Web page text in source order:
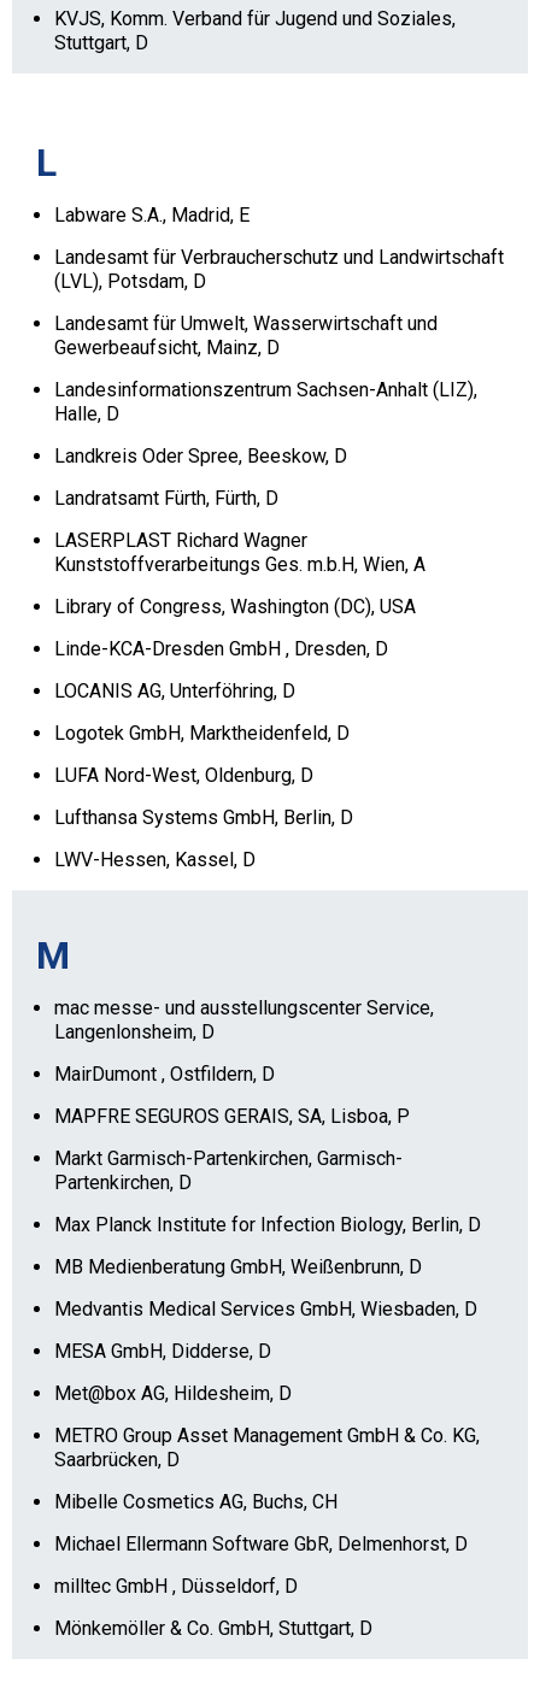
KVJS, Komm. Verband für Jugend und Soziales,
Stuttgart, D
L
Labware S.A., Madrid, E
Landesamt für Verbraucherschutz und Landwirtschaft
(LVL), Potsdam, D
Landesamt für Umwelt, Wasserwirtschaft und
Gewerbeaufsicht, Mainz, D
Landesinformationszentrum Sachsen-Anhalt (LIZ),
Halle, D
Landkreis Oder Spree, Beeskow, D
Landratsamt Fürth, Fürth, D
LASERPLAST Richard Wagner
Kunststoffverarbeitungs Ges. m.b.H, Wien, A
Library of Congress, Washington (DC), USA
Linde-KCA-Dresden GmbH , Dresden, D
LOCANIS AG, Unterföhring, D
Logotek GmbH, Marktheidenfeld, D
LUFA Nord-West, Oldenburg, D
Lufthansa Systems GmbH, Berlin, D
LWV-Hessen, Kassel, D
M
mac messe- und ausstellungscenter Service,
Langenlonsheim, D
MairDumont , Ostfildern, D
MAPFRE SEGUROS GERAIS, SA, Lisboa, P
Markt Garmisch-Partenkirchen, Garmisch-
Partenkirchen, D
Max Planck Institute for Infection Biology, Berlin, D
MB Medienberatung GmbH, Weißenbrunn, D
Medvantis Medical Services GmbH, Wiesbaden, D
MESA GmbH, Didderse, D
Met@box AG, Hildesheim, D
METRO Group Asset Management GmbH & Co. KG,
Saarbrücken, D
Mibelle Cosmetics AG, Buchs, CH
Michael Ellermann Software GbR, Delmenhorst, D
milltec GmbH , Düsseldorf, D
Mönkemöller & Co. GmbH, Stuttgart, D